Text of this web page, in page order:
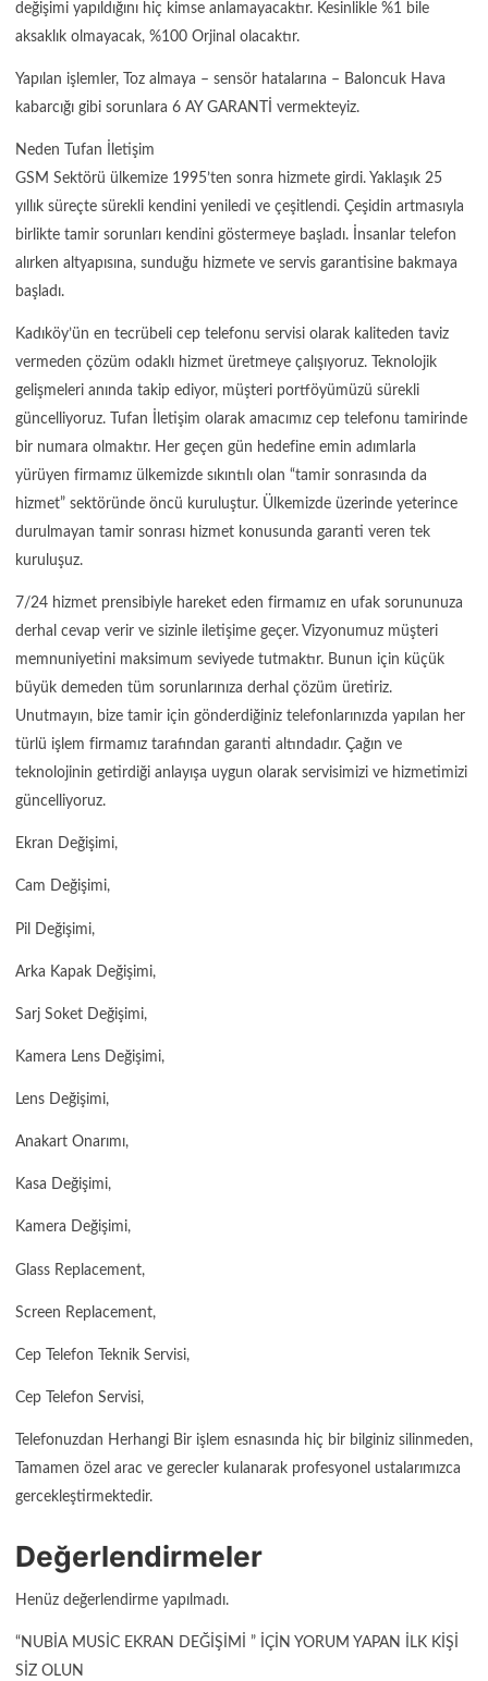
değişimi yapıldığını hiç kimse anlamayacaktır. Kesinlikle %1 bile
aksaklık olmayacak, %100 Orjinal olacaktır.
Yapılan işlemler, Toz almaya – sensör hatalarına – Baloncuk Hava
kabarcığı gibi sorunlara 6 AY GARANTİ vermekteyiz.
Neden Tufan İletişim
GSM Sektörü ülkemize 1995’ten sonra hizmete girdi. Yaklaşık 25
yıllık süreçte sürekli kendini yeniledi ve çeşitlendi. Çeşidin artmasıyla
birlikte tamir sorunları kendini göstermeye başladı. İnsanlar telefon
alırken altyapısına, sunduğu hizmete ve servis garantisine bakmaya
başladı.
Kadıköy’ün en tecrübeli cep telefonu servisi olarak kaliteden taviz
vermeden çözüm odaklı hizmet üretmeye çalışıyoruz. Teknolojik
gelişmeleri anında takip ediyor, müşteri portföyümüzü sürekli
güncelliyoruz. Tufan İletişim olarak amacımız cep telefonu tamirinde
bir numara olmaktır. Her geçen gün hedefine emin adımlarla
yürüyen firmamız ülkemizde sıkıntılı olan “tamir sonrasında da
hizmet” sektöründe öncü kuruluştur. Ülkemizde üzerinde yeterince
durulmayan tamir sonrası hizmet konusunda garanti veren tek
kuruluşuz.
7/24 hizmet prensibiyle hareket eden firmamız en ufak sorununuza
derhal cevap verir ve sizinle iletişime geçer. Vizyonumuz müşteri
memnuniyetini maksimum seviyede tutmaktır. Bunun için küçük
büyük demeden tüm sorunlarınıza derhal çözüm üretiriz.
Unutmayın, bize tamir için gönderdiğiniz telefonlarınızda yapılan her
türlü işlem firmamız tarafından garanti altındadır. Çağın ve
teknolojinin getirdiği anlayışa uygun olarak servisimizi ve hizmetimizi
güncelliyoruz.
Ekran Değişimi,
Cam Değişimi,
Pil Değişimi,
Arka Kapak Değişimi,
Sarj Soket Değişimi,
Kamera Lens Değişimi,
Lens Değişimi,
Anakart Onarımı,
Kasa Değişimi,
Kamera Değişimi,
Glass Replacement,
Screen Replacement,
Cep Telefon Teknik Servisi,
Cep Telefon Servisi,
Telefonuzdan Herhangi Bir işlem esnasında hiç bir bilginiz silinmeden,
Tamamen özel arac ve gerecler kulanarak profesyonel ustalarımızca
gercekleştirmektedir.
Değerlendirmeler
Henüz değerlendirme yapılmadı.
“NUBIA MUSIC EKRAN DEĞIŞIMI ” IÇIN YORUM YAPAN ILK KIŞI
SIZ OLUN